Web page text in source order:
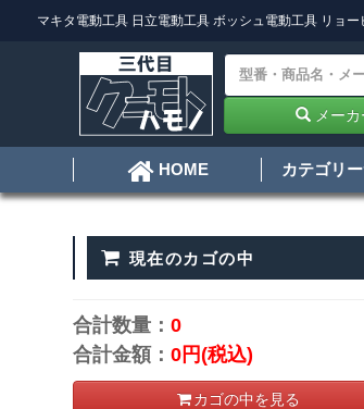
マキタ電動工具 日立電動工具 ボッシュ電動工具 リョー
メーカ
HOME カテゴリー
現在のカゴの中
合計数量：0
合計金額：0円(税込)
カゴの中を見る